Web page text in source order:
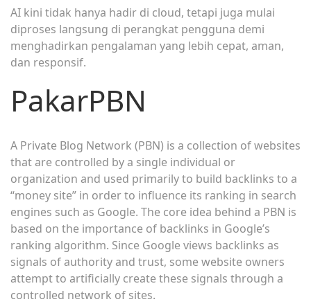
AI kini tidak hanya hadir di cloud, tetapi juga mulai
diproses langsung di perangkat pengguna demi
menghadirkan pengalaman yang lebih cepat, aman,
dan responsif.
PakarPBN
A Private Blog Network (PBN) is a collection of websites
that are controlled by a single individual or
organization and used primarily to build backlinks to a
“money site” in order to influence its ranking in search
engines such as Google. The core idea behind a PBN is
based on the importance of backlinks in Google’s
ranking algorithm. Since Google views backlinks as
signals of authority and trust, some website owners
attempt to artificially create these signals through a
controlled network of sites.